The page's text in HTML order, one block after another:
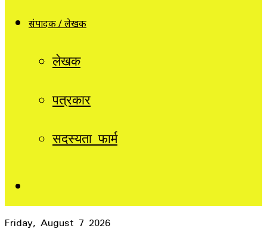
संपादक / लेखक
लेखक
पत्रकार
सदस्यता फार्म
Friday, August 7 2026